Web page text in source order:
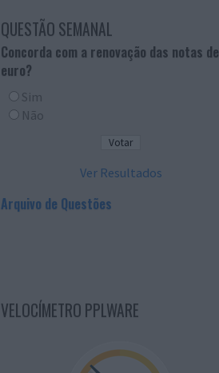
QUESTÃO SEMANAL
Concorda com a renovação das notas de
euro?
Sim
Não
Ver Resultados
Arquivo de Questões
VELOCÍMETRO PPLWARE